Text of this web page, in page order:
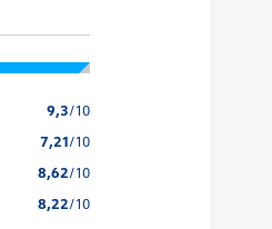
9,3/10
7,21/10
8,62/10
8,22/10